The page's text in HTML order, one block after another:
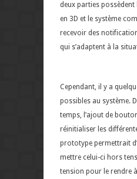
deux parties
en 3D et le système
recevoir des
qui s’adaptent à la
Cependant, il y a
possibles au système.
temps, l’ajout de
réinitialiser les
prototype permettrait
mettre celui-ci hors
tension pour le rendre